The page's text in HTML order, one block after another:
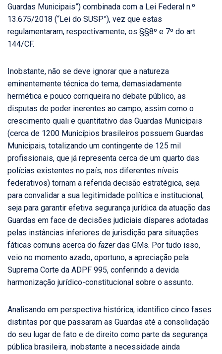
Guardas Municipais”) combinada com a Lei Federal n.º
13.675/2018 (“Lei do SUSP”), vez que estas
regulamentaram, respectivamente, os §§8º e 7º do art.
144/CF.
Inobstante, não se deve ignorar que a natureza
eminentemente técnica do tema, demasiadamente
hermética e pouco corriqueira no debate público, as
disputas de poder inerentes ao campo, assim como o
crescimento quali e quantitativo das Guardas Municipais
(cerca de 1200 Municípios brasileiros possuem Guardas
Municipais, totalizando um contingente de 125 mil
profissionais, que já representa cerca de um quarto das
polícias existentes no país, nos diferentes níveis
federativos) tornam a referida decisão estratégica, seja
para convalidar a sua legitimidade política e institucional,
seja para garantir efetiva segurança jurídica da atuação das
Guardas em face de decisões judiciais díspares adotadas
pelas instâncias inferiores de jurisdição para situações
fáticas comuns acerca do fazerdas GMs. Por tudo isso,
veio no momento azado, oportuno, a apreciação pela
Suprema Corte da ADPF 995, conferindo a devida
harmonização jurídico-constitucional sobre o assunto.
Analisando em perspectiva histórica, identifico cinco fases
distintas por que passaram as Guardas até a consolidação
do seu lugar de fato e de direito como parte da segurança
pública brasileira, inobstante a necessidade ainda